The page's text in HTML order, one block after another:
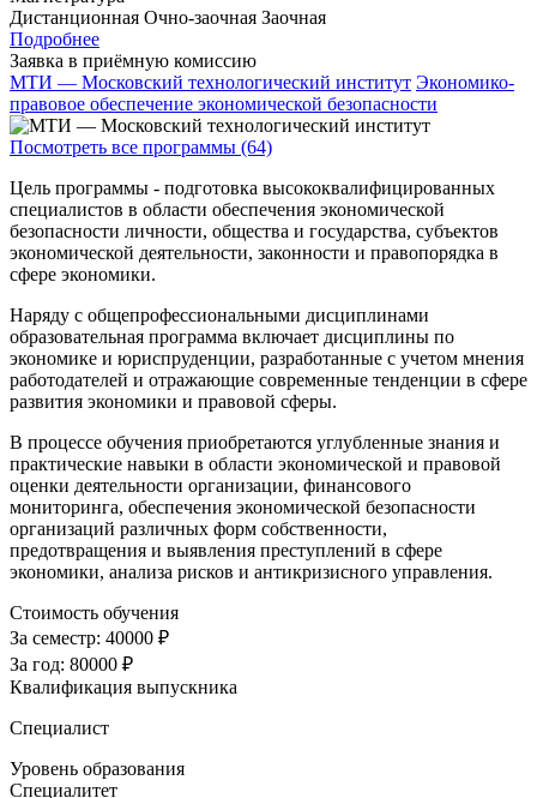
Дистанционная Очно-заочная Заочная
Подробнее
Заявка в приёмную комиссию
МТИ — Московский технологический институт Экономико-
правовое обеспечение экономической безопасности
Посмотреть все программы (64)
Цель программы - подготовка высококвалифицированных
специалистов в области обеспечения экономической
безопасности личности, общества и государства, субъектов
экономической деятельности, законности и правопорядка в
сфере экономики.
Наряду с общепрофессиональными дисциплинами
образовательная программа включает дисциплины по
экономике и юриспруденции, разработанные с учетом мнения
работодателей и отражающие современные тенденции в сфере
развития экономики и правовой сферы.
В процессе обучения приобретаются углубленные знания и
практические навыки в области экономической и правовой
оценки деятельности организации, финансового
мониторинга, обеспечения экономической безопасности
организаций различных форм собственности,
предотвращения и выявления преступлений в сфере
экономики, анализа рисков и антикризисного управления.
Стоимость обучения
За семестр: 40000 ₽
За год: 80000 ₽
Квалификация выпускника
Специалист
Уровень образования
Специалитет